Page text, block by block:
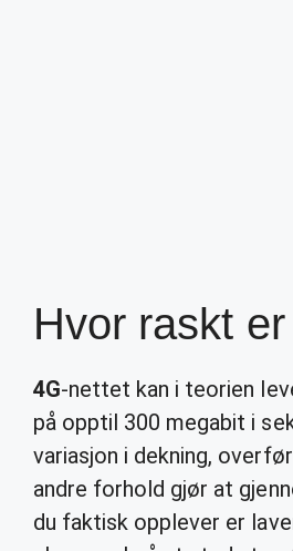
Hvor raskt
4G-nettet kan i teorien
på opptil 300 megabit i
variasjon i dekning,
andre forhold gjør at
du faktisk opplever er